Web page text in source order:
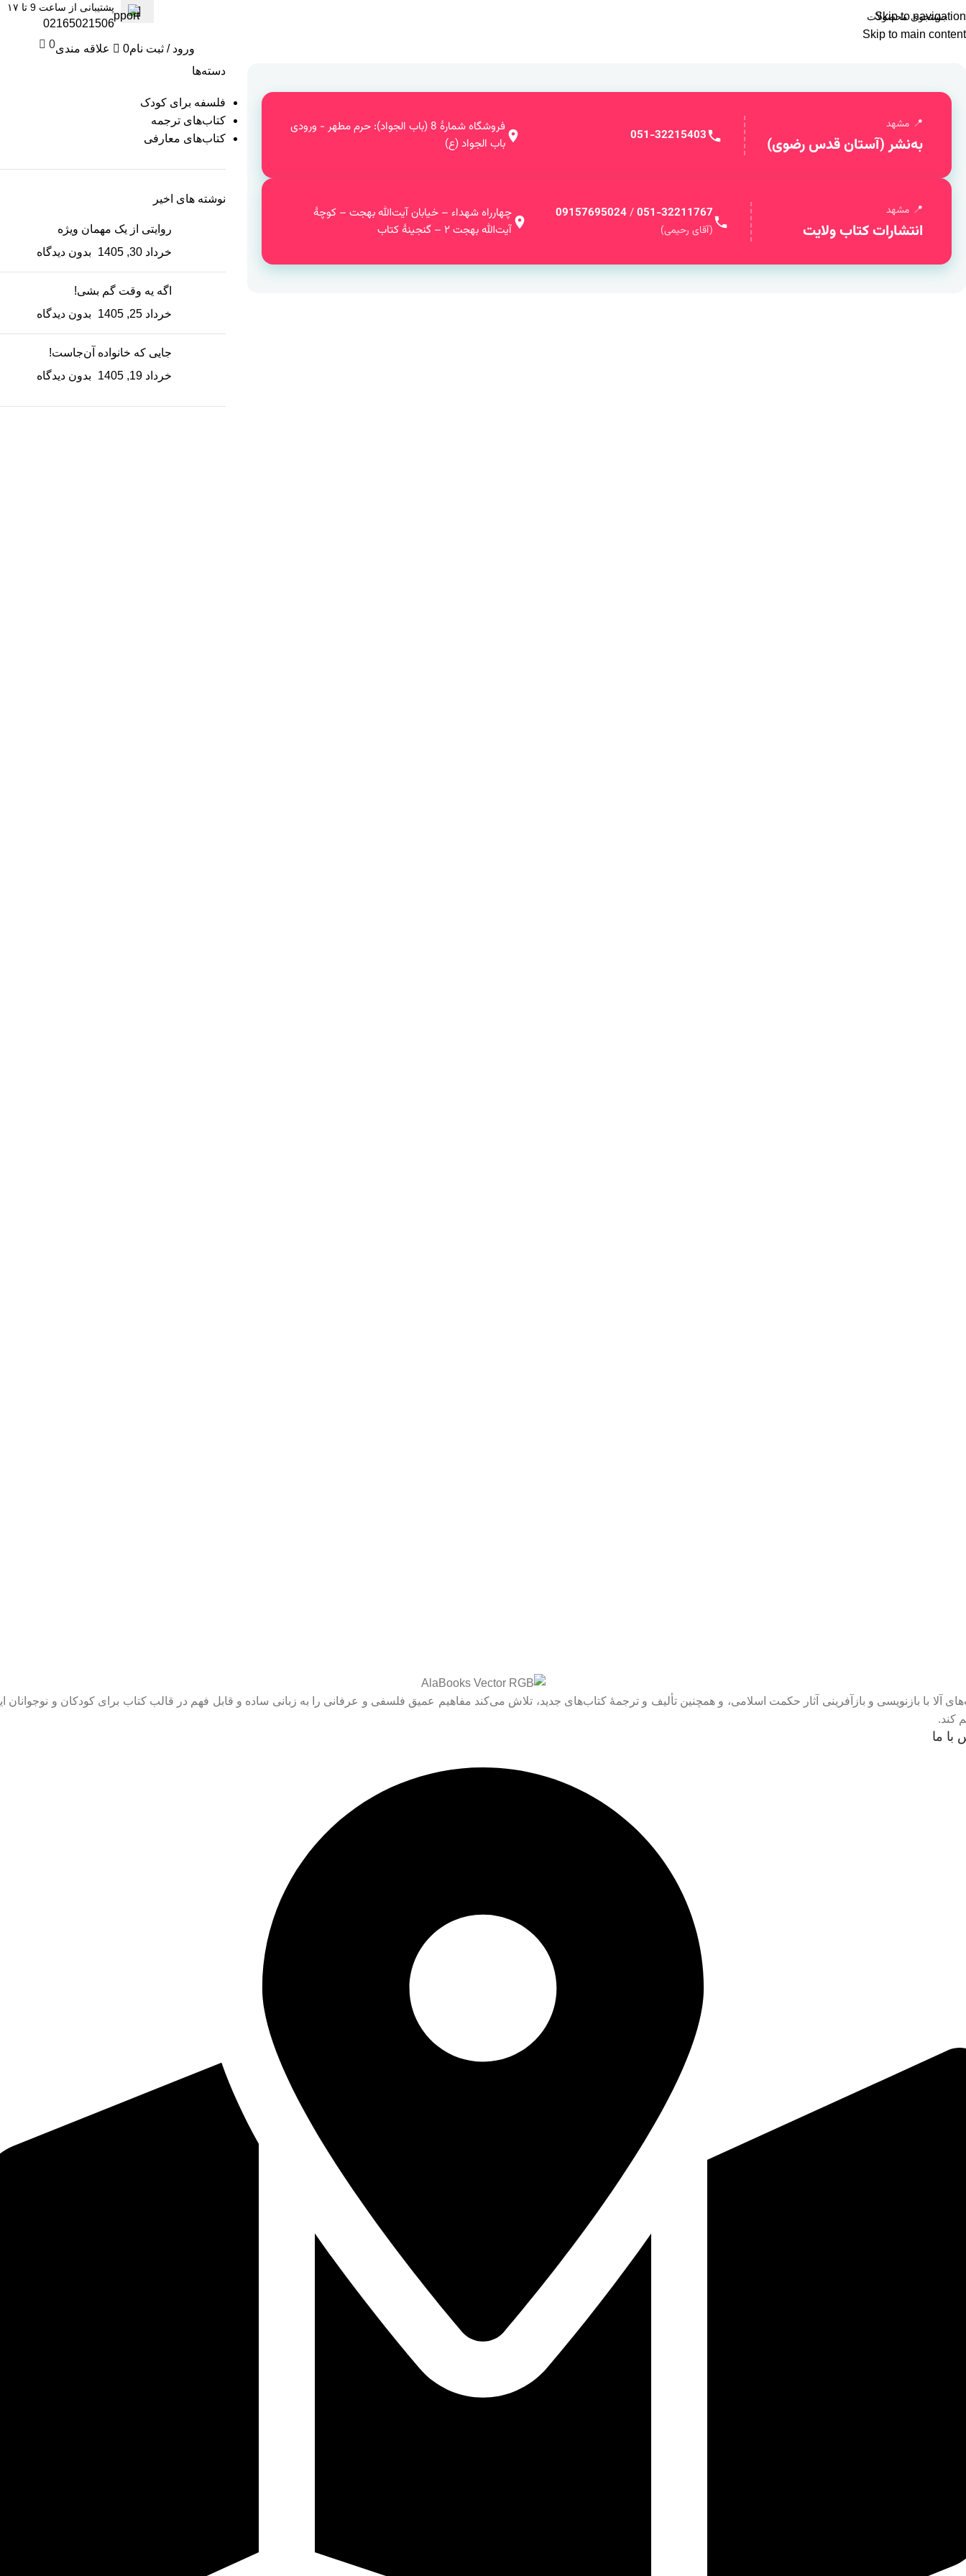
Skip to navigation
Skip to main content
پشتیبانی از ساعت 9 تا ۱۷
02165021506
ورود / ثبت نام0 علاقه مندی0
مشهد
به‌نشر (آستان قدس رضوی) 051-32215403
فروشگاه شمارۀ 8 (باب الجواد): حرم مطهر - ورودی
باب الجواد (ع)
مشهد
انتشارات کتاب ولایت
051-32211767
/
09157695024
(آقای رحیمی)
چهارراه شهداء – خیابان آیت‌الله بهجت – کوچۀ
آیت‌الله بهجت ۲ – گنجینۀ کتاب
دسته‌ها
فلسفه برای کودک
کتاب‌های ترجمه
کتاب‌های معارفی
نوشته های اخیر
روایتی از یک مهمان ویژه
خرداد 30, 1405
بدون دیدگاه
اگه یه وقت گم بشی!
خرداد 25, 1405
بدون دیدگاه
جایی که خانواده آن‌جاست!
خرداد 19, 1405
بدون دیدگاه
آلا با بازنویسی و بازآفرینی آثار حکمت اسلامی، و همچنین تألیف و ترجمۀ کتاب‌های جدید، تلاش می‌کند مفاهیم عمیق فلسفی و عرفانی را به زبانی ساده و قابل فهم در قالب کتاب برای کودکان و نوجوانان
کند.
با ما